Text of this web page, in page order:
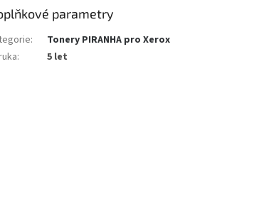
parametry
:
Tonery PIRANHA pro Xerox
: 5 let